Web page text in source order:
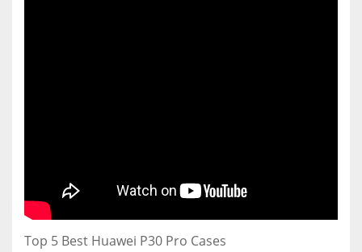
Top 5 Best Huawei P30 Pro Cases